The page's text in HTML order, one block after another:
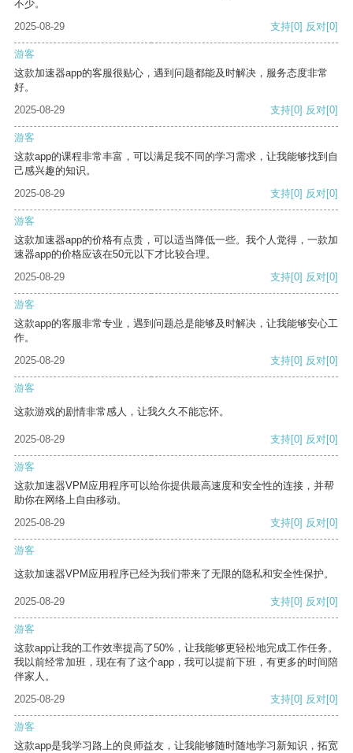
不少。
2025-08-29
支持[0] 反对[0]
游客
这款加速器app的客服很贴心，遇到问题都能及时解决，服务态度非常
好。
2025-08-29
支持[0] 反对[0]
游客
这款app的课程非常丰富，可以满足我不同的学习需求，让我能够找到自
己感兴趣的知识。
2025-08-29
支持[0] 反对[0]
游客
这款加速器app的价格有点贵，可以适当降低一些。我个人觉得，一款加
速器app的价格应该在50元以下才比较合理。
2025-08-29
支持[0] 反对[0]
游客
这款app的客服非常专业，遇到问题总是能够及时解决，让我能够安心工
作。
2025-08-29
支持[0] 反对[0]
游客
这款游戏的剧情非常感人，让我久久不能忘怀。
2025-08-29 支持[0] 反对[0]
游客
这款加速器VPM应用程序可以给你提供最高速度和安全性的连接，并帮
助你在网络上自由移动。
2025-08-29
支持[0] 反对[0]
游客
这款加速器VPM应用程序已经为我们带来了无限的隐私和安全性保护。
2025-08-29 支持[0] 反对[0]
游客
这款app让我的工作效率提高了50%，让我能够更轻松地完成工作任务。
我以前经常加班，现在有了这个app，我可以提前下班，有更多的时间陪
伴家人。
2025-08-29
支持[0] 反对[0]
游客
这款app是我学习路上的良师益友，让我能够随时随地学习新知识，拓宽